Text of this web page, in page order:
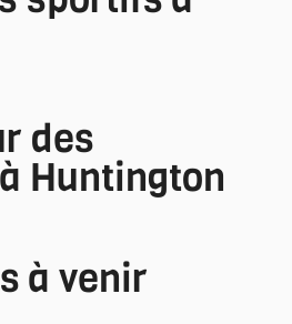
des
Huntington
à venir